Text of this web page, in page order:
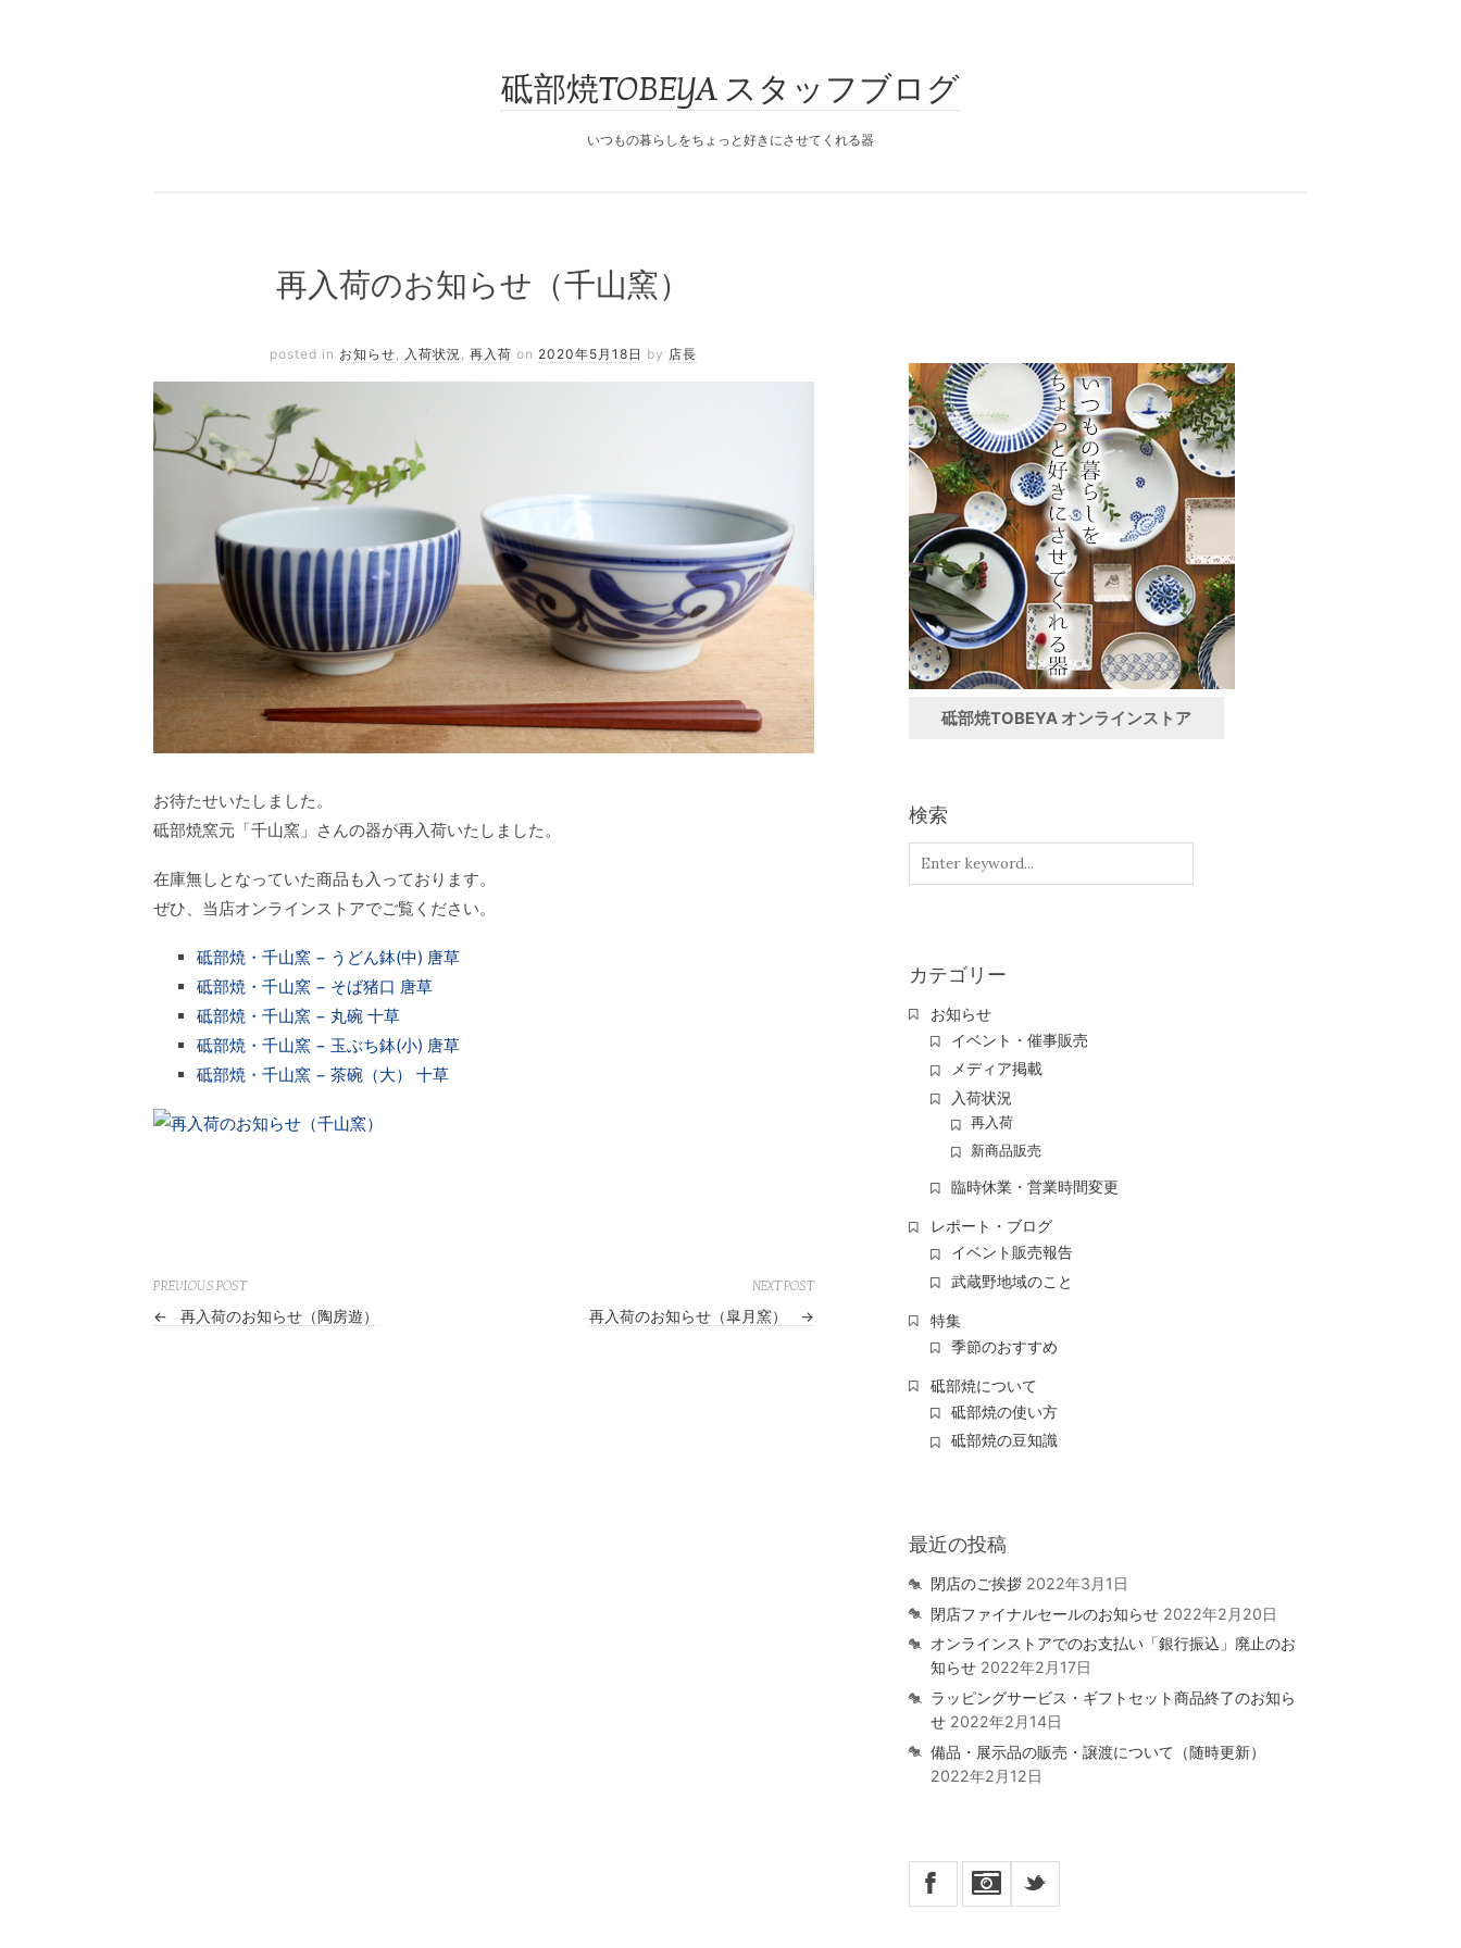
砥部焼TOBEYA スタッフブログ
いつもの暮らしをちょっと好きにさせてくれる器
再入荷のお知らせ（千山窯）
posted in お知らせ 入荷状況 ,再入荷 on 2020年5月18日 by 店長
お待たせいたしました。
砥部焼窯元「千山窯」さんの器が再入荷いたしました。
在庫無しとなっていた商品も入っております。
ぜひ、当店オンラインストアでご覧ください。
砥部焼・千山窯 − うどん鉢(中) 唐草
砥部焼・千山窯 − そば猪口 唐草
砥部焼・千山窯 − 丸碗 十草
砥部焼・千山窯 − 玉ぶち鉢(小) 唐草
砥部焼・千山窯 − 茶碗（大） 十草
PREVIOUS POST
← 再入荷のお知らせ（陶房遊）
NEXT POST
再入荷のお知らせ（皐月窯） →
砥部焼TOBEYA オンラインストア
検索
カテゴリー
お知らせ
イベント・催事販売
メディア掲載
入荷状況
再入荷
新商品販売
臨時休業・営業時間変更
レポート・ブログ
イベント販売報告
武蔵野地域のこと
特集
季節のおすすめ
砥部焼について
砥部焼の使い方
砥部焼の豆知識
最近の投稿
閉店のご挨拶 2022年3月1日
閉店ファイナルセールのお知らせ 2022年2月20日
オンラインストアでのお支払い「銀行振込」廃止のお
知らせ 2022年2月17日
ラッピングサービス・ギフトセット商品終了のお知ら
せ 2022年2月14日
備品・展示品の販売・譲渡について（随時更新）
2022年2月12日
X _